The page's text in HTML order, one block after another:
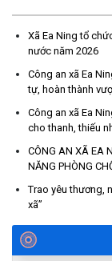
Xã Ea Ning tổ
nước năm 2026
Công an xã Ea
tự, hoàn thành
Công an xã Ea
cho thanh, thiếu
CÔNG AN XÃ EA
NĂNG PHÒNG
Trao yêu thương,
xã”
HỎI – ĐÁP VỀ
(10/08/2026)
Niêm yết công
của công dân
(09/08/2026)
ĐẢNG ỦY –
CHỨC LỄ MÍT KỶ
(06/08/2026)